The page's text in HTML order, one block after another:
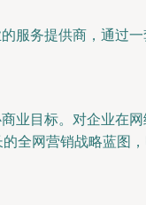
服务提供商，通过
业目标。对企业在网
全网营销战略蓝图